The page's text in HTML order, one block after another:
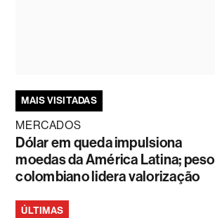
MAIS VISITADAS
MERCADOS
Dólar em queda impulsiona
moedas da América Latina; peso
colombiano lidera valorização
ÚLTIMAS